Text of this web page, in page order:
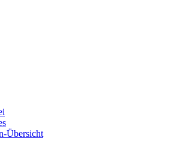
Übersicht